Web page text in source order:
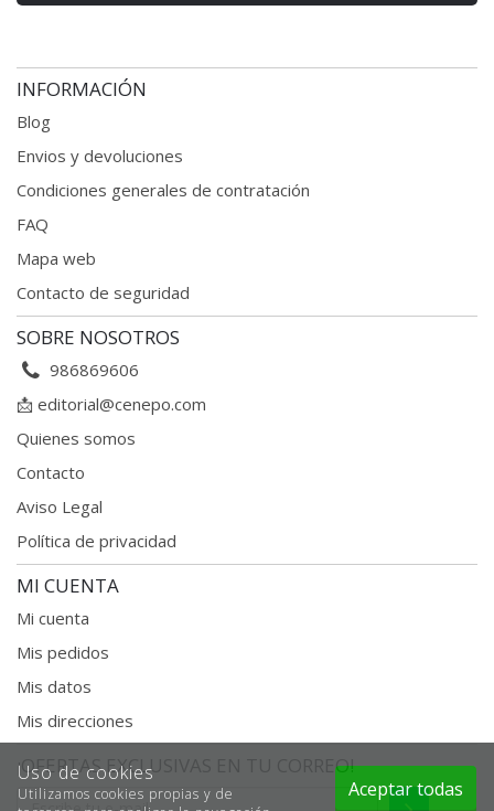
INFORMACIÓN
Blog
Envios y devoluciones
Condiciones generales de contratación
FAQ
Mapa web
Contacto de seguridad
SOBRE NOSOTROS
986869606
📩 editorial@cenepo.com
Quienes somos
Contacto
Aviso Legal
Política de privacidad
MI CUENTA
Mi cuenta
Mis pedidos
Mis datos
Mis direcciones
¡OFERTAS EXCLUSIVAS EN TU CORREO!
Uso de cookies
Utilizamos cookies propias y de
Aceptar todas